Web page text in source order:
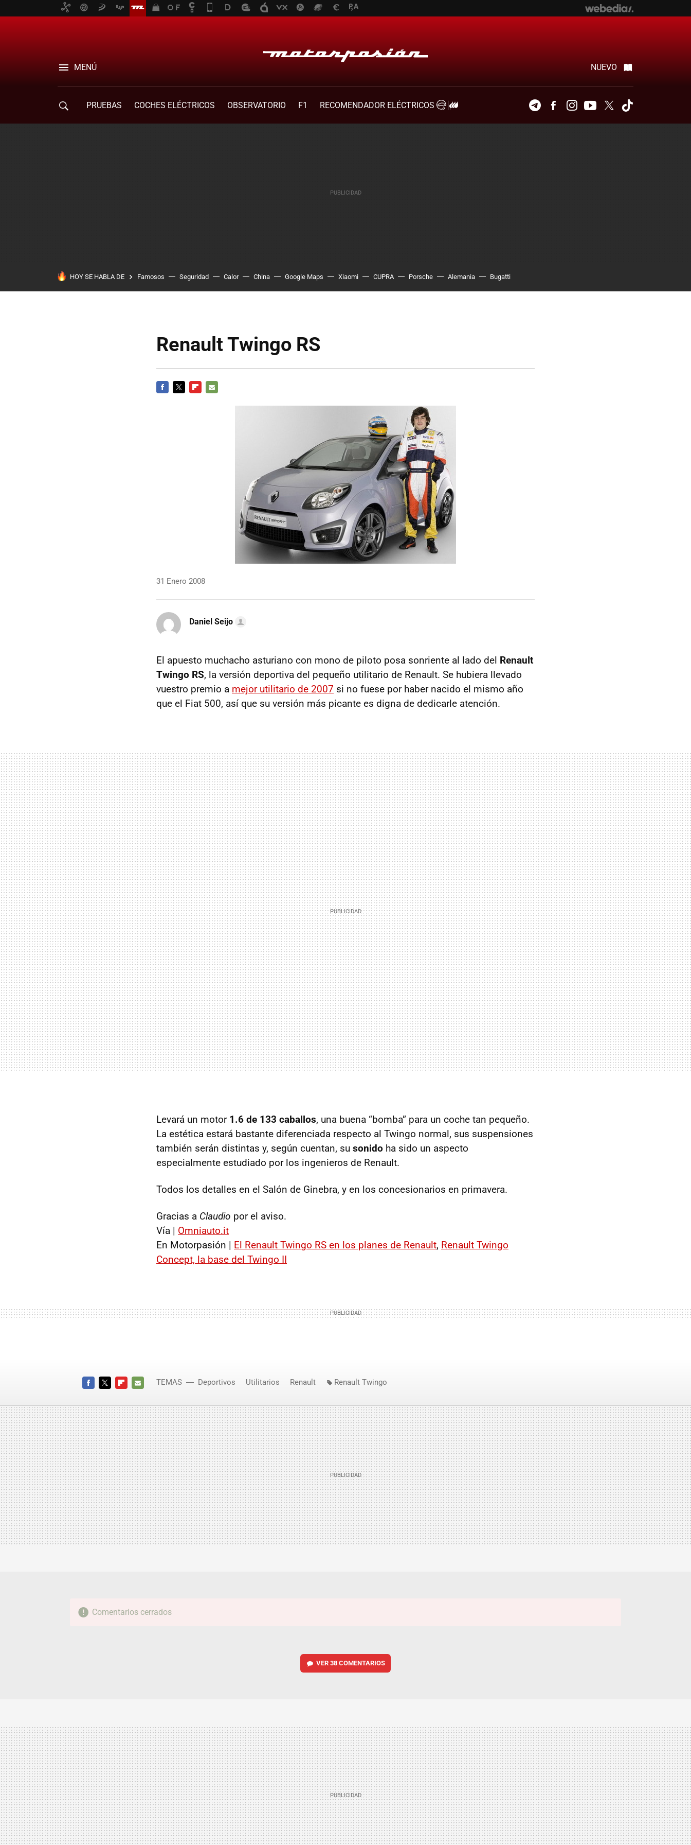
MENÚ NUEVO
PRUEBAS COCHES ELÉCTRICOS OBSERVATORIO F1
RECOMENDADOR ELÉCTRICOS
TelegramFacebookInstagramYoutubeTwitter
HOY SE HABLA DE Famosos Seguridad Calor China Google Maps Xiaomi CUPRA Porsche Alemania Bugatti
Renault Twingo RS
31 Enero 2008
Daniel Seijo
El apuesto muchacho asturiano con mono de piloto posa sonriente al lado del Renault
Twingo RS, la versión deportiva del pequeño utilitario de Renault. Se hubiera llevado
vuestro premio a mejor utilitario de 2007 si no fuese por haber nacido el mismo año
que el Fiat 500, así que su versión más picante es digna de dedicarle atención.
Levará un motor 1.6 de 133 caballos, una buena “bomba” para un coche tan pequeño.
La estética estará bastante diferenciada respecto al Twingo normal, sus suspensiones
también serán distintas y, según cuentan, su sonido ha sido un aspecto
especialmente estudiado por los ingenieros de Renault.
Todos los detalles en el Salón de Ginebra, y en los concesionarios en primavera.
Gracias a Claudio por el aviso.
Vía | Omniauto.it
En Motorpasión | El Renault Twingo RS en los planes de Renault, Renault Twingo
Concept, la base del Twingo II
MAIL
TEMAS Deportivos Utilitarios Renault Renault Twingo
Comentarios cerrados
VER 38 COMENTARIOS